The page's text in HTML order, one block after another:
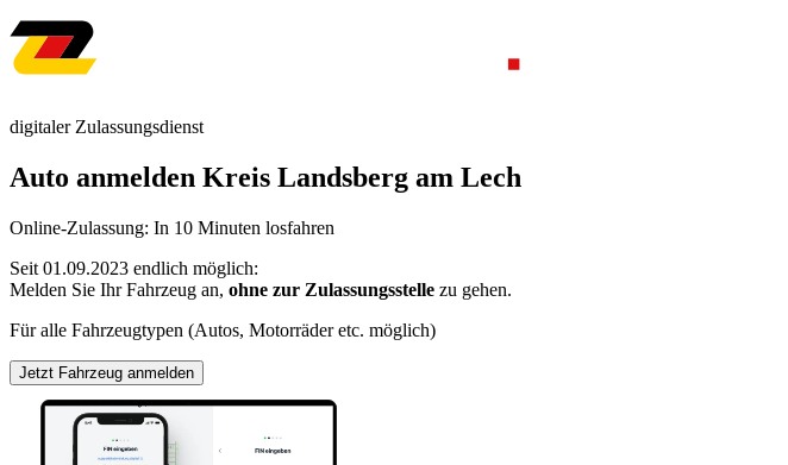
digitaler Zulassungsdienst
Auto anmelden Kreis Landsberg am Lech
Online-Zulassung: In 10 Minuten losfahren
Seit 01.09.2023 endlich möglich:
Melden Sie Ihr Fahrzeug an, ohne zur Zulassungsstelle zu gehen.
Für alle Fahrzeugtypen (Autos, Motorräder etc. möglich)
Jetzt Fahrzeug anmelden